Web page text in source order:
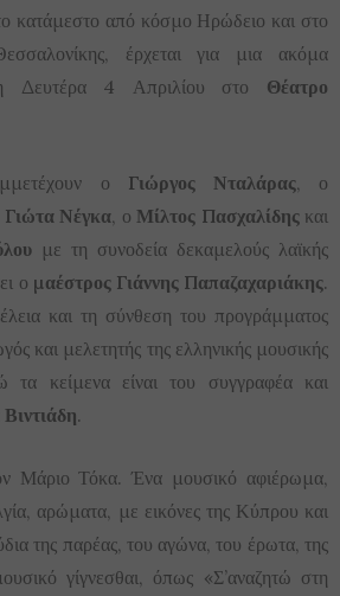
κατάμεστο από κόσμο Ηρώδειο και στο
έρχεται για μια ακόμα
Δευτέρα 4 Απριλίου στο Θέατρο
ο Γιώργος Νταλάρας, ο
Γιώτα Νέγκα, ο Μίλτος Πασχαλίδηςκαι
με τη συνοδεία δεκαμελούς λαϊκής
ο μαέστρος Γιάννης Παπαζαχαριάκης.
και τη σύνθεση του προγράμματος
και μελετητής της ελληνικής μουσικής
τα κείμενα είναι του συγγραφέα και
.
Μάριο Τόκα. Ένα μουσικό αφιέρωμα,
αρώματα, με εικόνες της Κύπρου και
της παρέας, του αγώνα, του έρωτα, της
γίγνεσθαι, όπως «Σ’αναζητώ στη